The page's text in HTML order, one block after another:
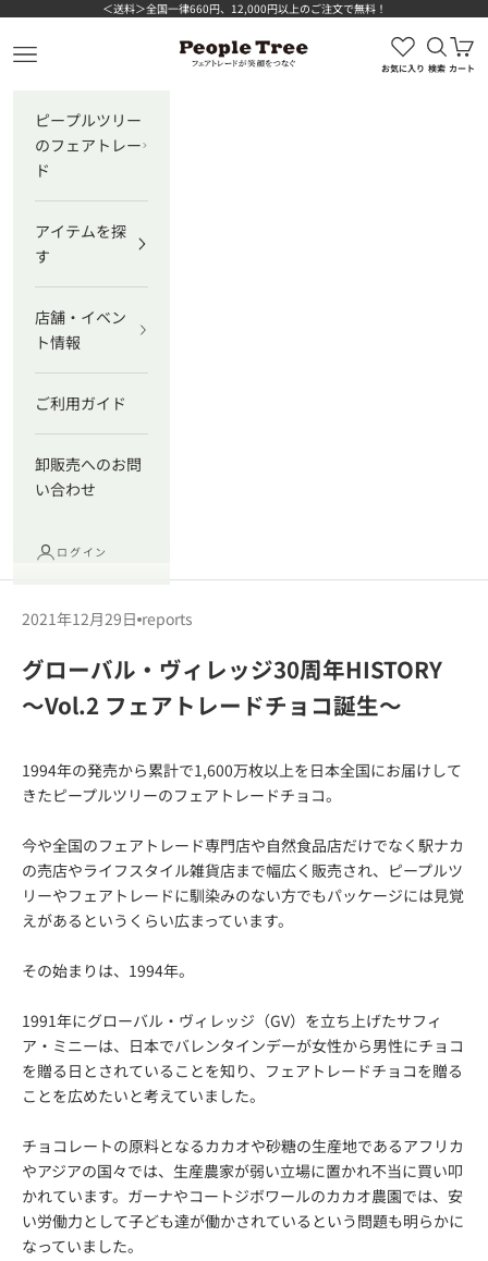
コンテンツへスキップ＜送料＞全国一律660円、12,000円以上のご注文で無料！
ピープルツリー公式オンラインショップ
メニューを開く
お気に入り
検索を
検索
カ
カート
ピープルツリー
のフェアトレー
ド
アイテムを探
す
店舗・イベン
ト情報
ご利用ガイド
卸販売へのお問
い合わせ
ログイン
2021年12月29日 reports
グローバル・ヴィレッジ30周年HISTORY
～Vol.2 フェアトレードチョコ誕生～
1994年の発売から累計で1,600万枚以上を日本全国にお届けして
きたピープルツリーのフェアトレードチョコ。
今や全国のフェアトレード専門店や自然食品店だけでなく駅ナカ
の売店やライフスタイル雑貨店まで幅広く販売され、ピープルツ
リーやフェアトレードに馴染みのない方でもパッケージには見覚
えがあるというくらい広まっています。
その始まりは、1994年。
1991年にグローバル・ヴィレッジ（GV）を立ち上げたサフィ
ア・ミニーは、日本でバレンタインデーが女性から男性にチョコ
を贈る日とされていることを知り、フェアトレードチョコを贈る
ことを広めたいと考えていました。
チョコレートの原料となるカカオや砂糖の生産地であるアフリカ
やアジアの国々では、生産農家が弱い立場に置かれ不当に買い叩
かれています。ガーナやコートジボワールのカカオ農園では、安
い労働力として子ども達が働かされているという問題も明らかに
なっていました。